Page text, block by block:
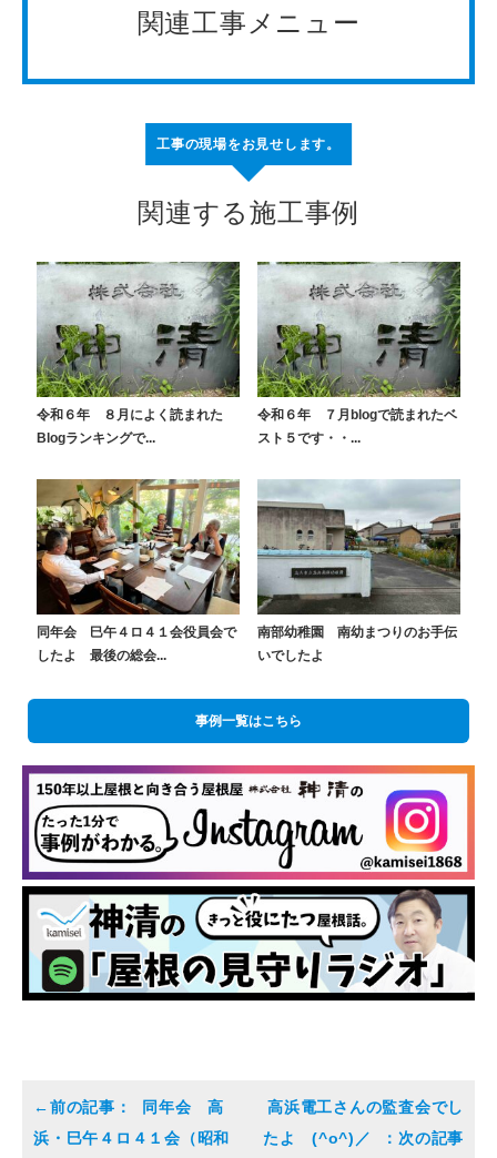
関連工事メニュー
工事の現場をお見せします。
関連する施工事例
令和６年 ８月によく読まれた
Blogランキングで...
令和６年 ７月blogで読まれたベ
スト５です・・...
同年会 巳午４ロ４１会役員会で
したよ 最後の総会...
南部幼稚園 南幼まつりのお手伝
いでしたよ
事例一覧はこちら
同年会 高
浜・巳午４ロ４１会（昭和
高浜電工さんの監査会でし
たよ (^o^)／